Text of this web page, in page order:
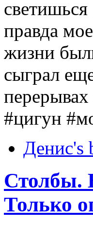
правда
жизни
сыграл
#цигун
Денис's
Столбы.
Только